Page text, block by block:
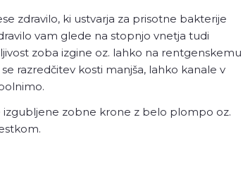
zdravilo, ki ustvarja za prisotne bakterije
vam glede na stopnjo vnetja tudi
zoba izgine oz. lahko na rentgenskemu
razredčitev kosti manjša, lahko kanale v
izgubljene zobne krone z belo plompo oz.